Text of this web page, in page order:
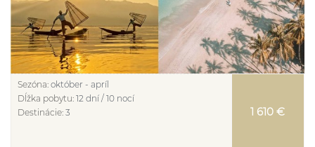
Sezóna: október - apríl
Dĺžka pobytu: 12 dní / 10 nocí
Destinácie: 3 1 610 €